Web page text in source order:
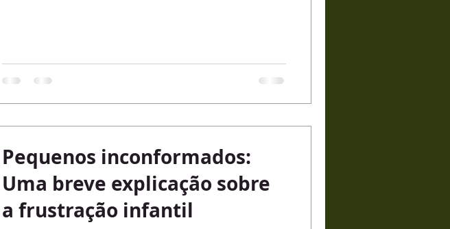
Pequenos inconformados:
Uma breve explicação sobre
a frustração infantil